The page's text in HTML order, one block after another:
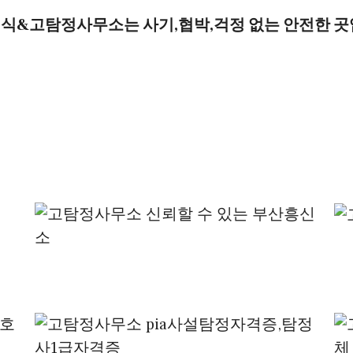
&고탐정사무소는 사기,협박,걱정 없는 안전한